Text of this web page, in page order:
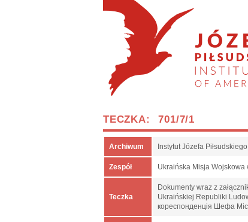
TECZKA: 701/7/1
Archiwum Instytut Józefa
Zespół Ukraińska Misja Wojskowa
Teczka
Dokumenty wraz z
Ukraińskiej Republiki
кореспонденція Шефа